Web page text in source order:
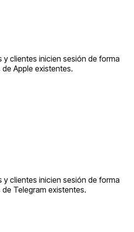
y clientes inicien sesión de forma
Apple existentes.
y clientes inicien sesión de forma
Telegram existentes.